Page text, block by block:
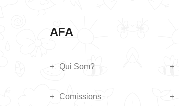
AFA
Qui Som?
Comissions